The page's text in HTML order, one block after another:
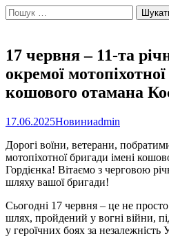
Пошук:
17 червня – 11-та
окремої
кошового отамана
17.06.2025Новиниadmin
Дорогі воїни, ветерани,
мотопіхотної бригади імені
Гордієнка! Вітаємо з черговою
шляху вашої бригади!
Сьогодні 17 червня – це не
шлях, пройдений у вогні війни,
у героїчних боях за незалежність